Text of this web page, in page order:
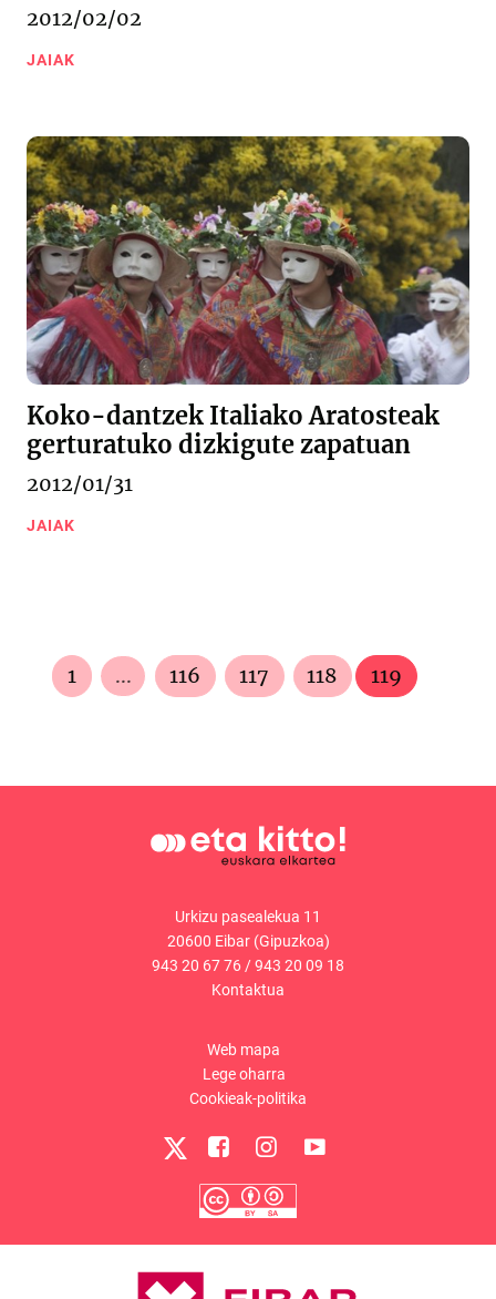
2012/02/02
JAIAK
Koko-dantzek Italiako Aratosteak
gerturatuko dizkigute zapatuan
2012/01/31
JAIAK
1 ... 116 117 118 119
Urkizu pasealekua 11
20600 Eibar (Gipuzkoa)
943 20 67 76 /943 20 09 18
Kontaktua
Web mapa
Lege oharra
Cookieak-politika